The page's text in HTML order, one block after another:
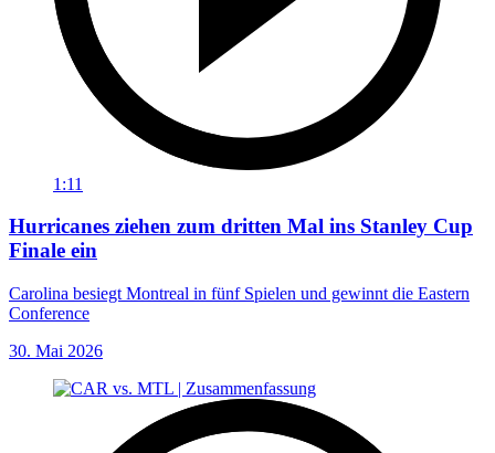
1:11
Hurricanes ziehen zum dritten Mal ins Stanley Cup
Finale ein
Carolina besiegt Montreal in fünf Spielen und gewinnt die Eastern
Conference
30. Mai 2026